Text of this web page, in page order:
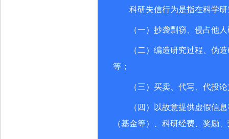
科研失信行为是指在科学
（一）抄袭剽窃、侵占他
（二）编造研究过程、伪
等；
（三）买卖、代写、代投
（四）以故意提供虚假信
（基金等）、科研经费、奖励